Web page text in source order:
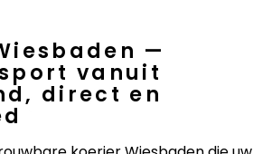
—
vanuit
direct en